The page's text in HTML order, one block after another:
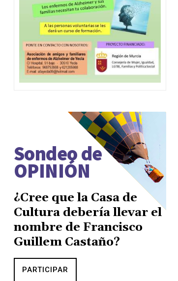
Sondeo de
OPINIÓN
¿Cree que la Casa de
Cultura debería llevar el
nombre de Francisco
Guillem Castaño?
PARTICIPAR